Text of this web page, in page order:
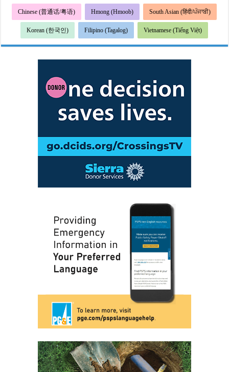
Chinese (普通话/粤语) Hmong (Hmoob) South Asian (हिंदी/ਪੰਜਾਬੀ)
Korean (한국인) Filipino (Tagalog) Vietnamese (Tiếng Việt)